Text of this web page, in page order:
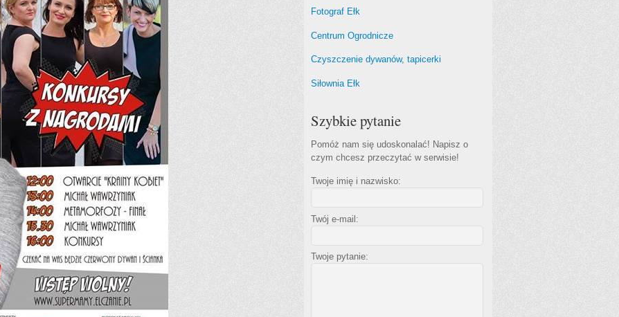
Fotograf Ełk
Centrum Ogrodnicze
Czyszczenie dywanów, tapicerki
Siłownia Ełk
Szybkie pytanie
Pomóż nam się udoskonalać! Napisz o
czym chcesz przeczytać w serwisie!
Twoje imię i nazwisko:
Twój e-mail:
Twoje pytanie: